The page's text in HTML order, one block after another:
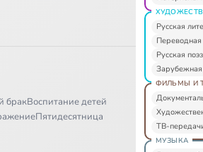
бракВоспитание детей
Пятидесятница
Русская
Переводная
Русская
Зарубежная
ФИЛЬМЫ И
ТВ-
МУЗЫКА